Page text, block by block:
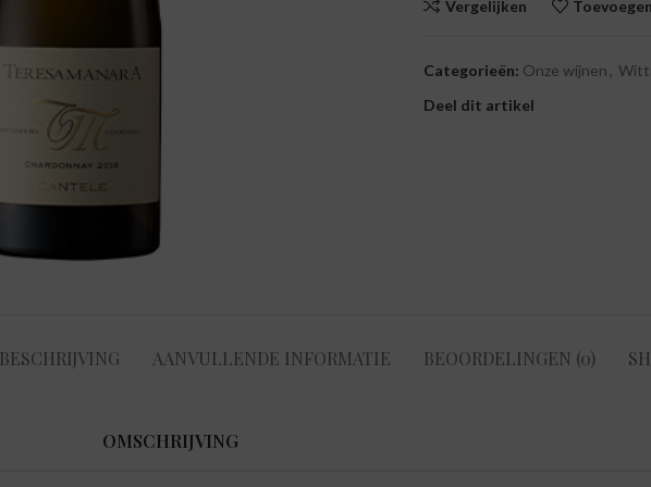
Vergelijken
Categorieën: Onze wijnen ,
Deel dit artikel
BESCHRIJVING AANVULLENDE INFORMATIE BEOORDELINGEN (0)
OMSCHRIJVING